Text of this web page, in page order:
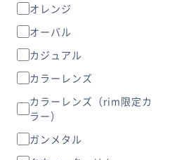
オレンジ
オーバル
カジュアル
カラーレンズ
カラーレンズ（rim限定カ
ラー）
ガンメタル